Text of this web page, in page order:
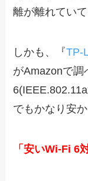
離が離れてい
しかも、『TP-
がAmazonで調
でもかなり安か
「安いWi-Fi 6